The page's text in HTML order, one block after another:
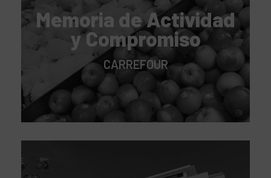
Memoria de Actividad
y Compromiso
CARREFOUR